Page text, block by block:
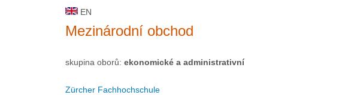
EN
Mezinárodní obchod
skupina oborů: ekonomické a administrativní
Zürcher Fachhochschule